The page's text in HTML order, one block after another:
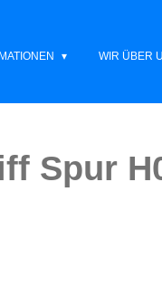
WIR ÜBER
Spur